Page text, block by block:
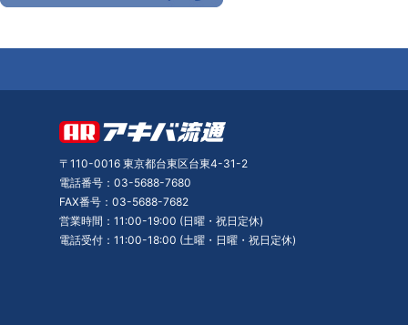
〒110-0016 東京都台東区台東4-31-2
電話番号：03-5688-7680
FAX番号：03-5688-7682
営業時間：11:00-19:00 (日曜・祝日定休)
電話受付：11:00-18:00 (土曜・日曜・祝日定休)